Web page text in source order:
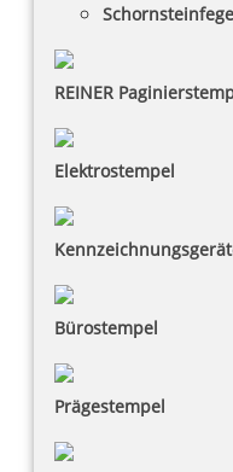
REINER
Elektrostempel
Bürostempel
Prägestempel